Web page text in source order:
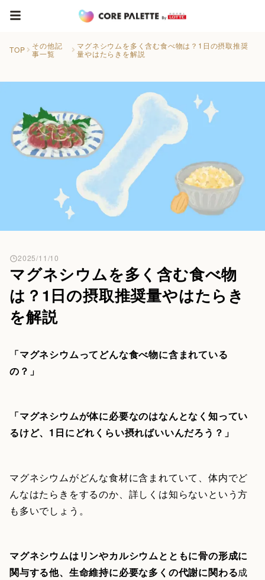
TOP
その他記
事一覧
マグネシウムを多く含む食べ物は？1日の摂取推奨
量やはたらきを解説
マグネシウムを多く含む食べ物
は？1日の摂取推奨量やはたらき
を解説
2025/11/10
「マグネシウムってどんな食べ物に含まれている
の？」
「マグネシウムが体に必要なのはなんとなく知ってい
るけど、1日にどれくらい摂ればいいんだろう？」
マグネシウムがどんな食材に含まれていて、体内でど
んなはたらきをするのか、詳しくは知らないという方
も多いでしょう。
マグネシウムはリンやカルシウムとともに骨の形成に
関与する他、生命維持に必要な多くの代謝に関わる成